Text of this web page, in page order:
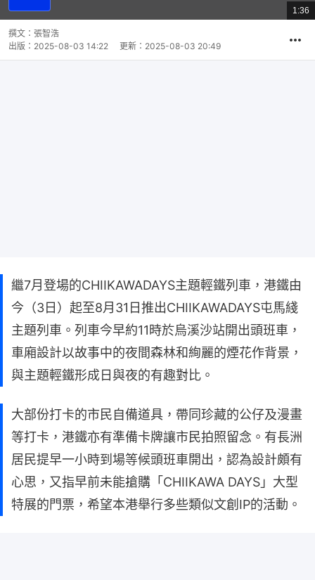
總
共
1:36
撰文： 張智浩
出版： 2025-08-03 14:22 更新： 2025-08-03 20:49
繼7月登場的CHIIKAWADAYS主題輕鐵列車，港鐵由
今（3日）起至8月31日推出CHIIKAWADAYS屯馬綫
主題列車。列車今早約11時於烏溪沙站開出頭班車，
車廂設計以故事中的夜間森林和絢麗的煙花作背景，
與主題輕鐵形成日與夜的有趣對比。
大部份打卡的市民自備道具，帶同珍藏的公仔及漫畫
等打卡，港鐵亦有準備卡牌讓市民拍照留念。有長洲
居民提早一小時到場等候頭班車開出，認為設計頗有
心思，又指早前未能搶購「CHIIKAWA DAYS」大型
特展的門票，希望本港舉行多些類似文創IP的活動。